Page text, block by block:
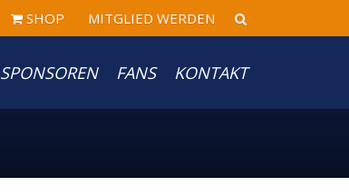
SHOP MITGLIED WERDEN
SPONSOREN FANS KONTAKT